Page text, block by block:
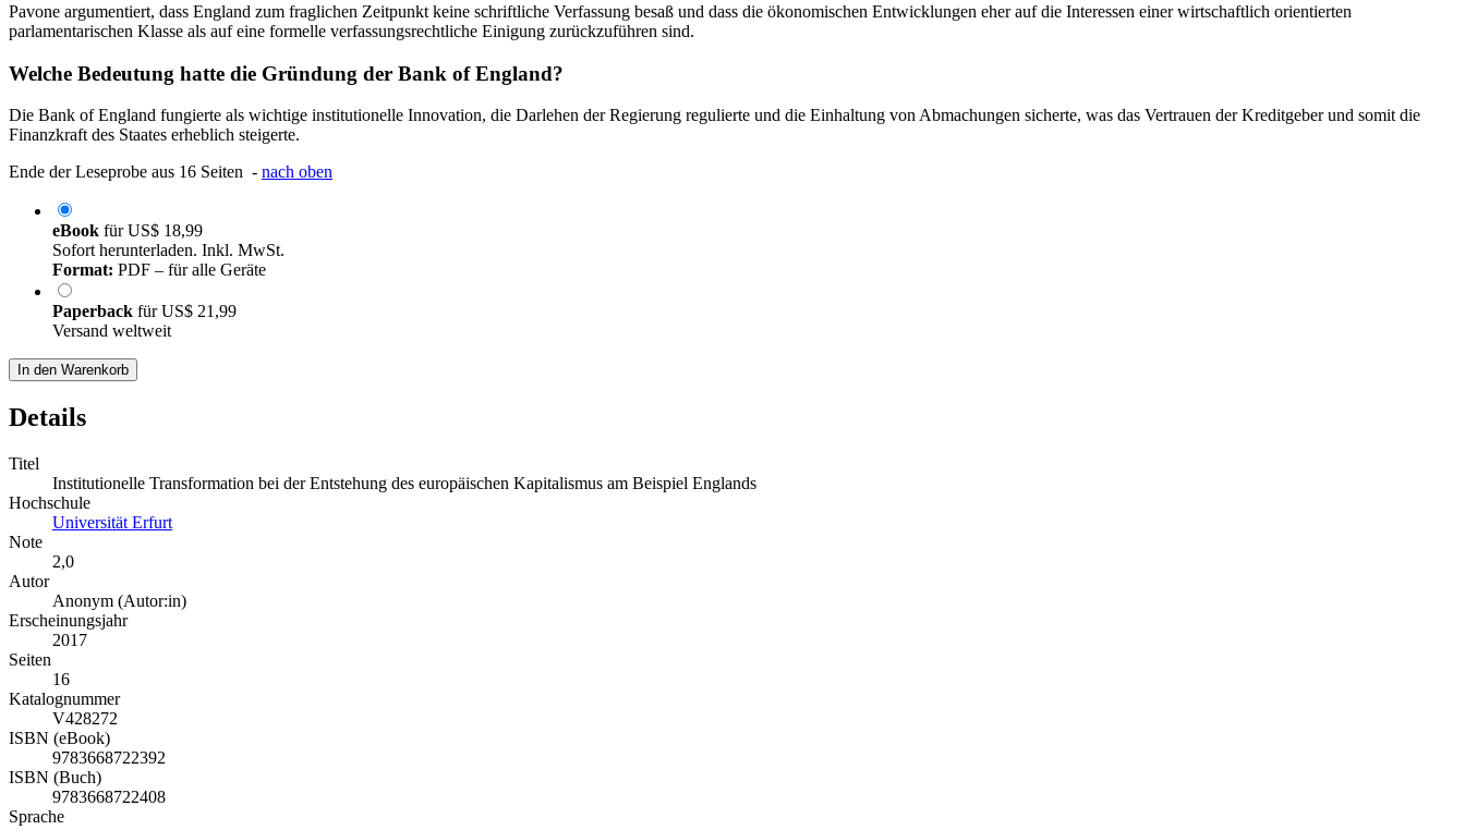
Pavone argumentiert, dass England zum fraglichen Zeitpunkt keine schriftliche Verfassung besaß und dass die ökonomischen Entwicklungen eher auf die Interessen einer wirtschaftlich orientierten
parlamentarischen Klasse als auf eine formelle verfassungsrechtliche Einigung zurückzuführen sind.
Welche Bedeutung hatte die Gründung der Bank of England?
Die Bank of England fungierte als wichtige institutionelle Innovation, die Darlehen der Regierung regulierte und die Einhaltung von Abmachungen sicherte, was das Vertrauen der Kreditgeber und somit die
Finanzkraft des Staates erheblich steigerte.
Ende der Leseprobe aus 16 Seiten - nach oben
eBook fürUS$ 18,99
Sofort herunterladen. Inkl. MwSt.
Format: PDF – für alle Geräte
Paperback fürUS$ 21,99
Versand weltweit
In den Warenkorb
Details
Titel
Institutionelle Transformation bei der Entstehung des europäischen Kapitalismus am Beispiel Englands
Hochschule
Universität Erfurt
Note
2,0
Autor
Anonym (Autor:in)
Erscheinungsjahr
2017
Seiten
16
Katalognummer
V428272
ISBN (eBook)
9783668722392
ISBN (Buch)
9783668722408
Sprache